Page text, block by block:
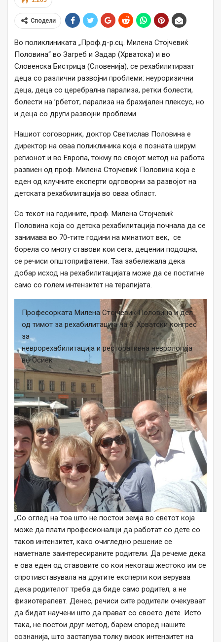
Сподели
Во поликлиниката „Проф.д-р.сц. Милена Стојчевиќ
Половина“ во Загреб и Задар (Хрватска) и во
Словенска Бистрица (Словенија), се рехабилитираат
деца со различни развојни проблеми: неуроризични
деца, деца со церебрална парализа, ретки болести,
болести на ’рбетот, парализа на брахијален плексус, но
и деца со други развојни проблеми.
Нашиот соговорник, доктор Светислав Половина е
директор на оваа поликлиника која е позната ширум
регионот и во Европа, токму по својот метод на работа
развиен од проф. Милена Стојчевиќ Половина која е
еден од клучните експерти одговорни за развојот на
детската рехабилитација во оваа област.
Со текот на годините, проф. Милена Стојчевиќ
Половина која со детска рехабилитација почнала да се
занимава во 70-тите години на минатиот век, се
борела со многу ставови кои сега, децении подоцна,
се речиси општоприфатени. Таа забележала дека
добар исход на рехабилитацијата може да се постигне
само со голем интензитет на терапијата.
Професорката Милена Стојчевиќ Половина и дел
од тимот за рехабилитација на 6. Хрватски конгрес
за
неврорехабилитација и ресторативна неврологија
во Осиек
„Со оглед на тоа што не постои земја во светот која
може да плати професионалци да работат со дете со
таков интензитет, како очигледно решение се
наметнале заинтересираните родители. Да речеме дека
е ова еден од ставовите со кои некогаш жестоко им се
спротивставувала на другите експерти кои веруваа
дека родителот треба да биде само родител, а не
физиотерапевт. Денес, речиси сите родители очекуваат
да бидат научени што да прават со своето дете. Исто
така, не постои друг метод, барем според нашите
сознанија, што застапува толку висок интензитет на